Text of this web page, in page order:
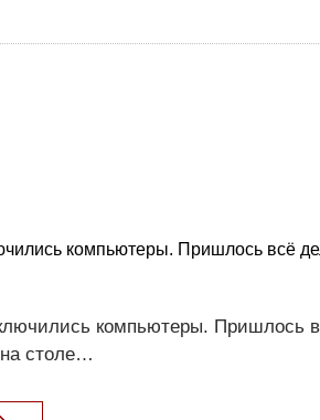
компьютеры. Пришлось всё
компьютеры. Пришлось
столе…